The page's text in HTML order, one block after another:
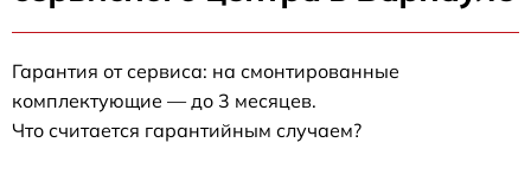
Гарантия от сервиса: на смонтированные
комплектующие — до 3 месяцев.
Что считается гарантийным случаем?